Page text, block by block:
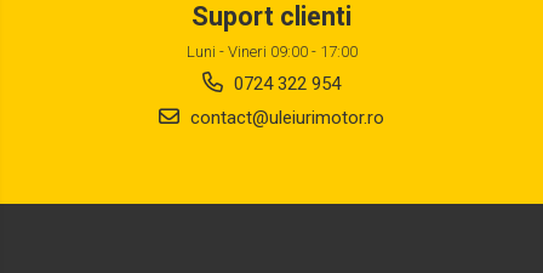
Suport clienti
Luni - Vineri 09:00 - 17:00
0724 322 954
contact@uleiurimotor.ro